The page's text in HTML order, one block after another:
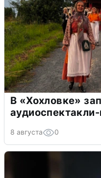
В «Хохловке»
8 августа 0